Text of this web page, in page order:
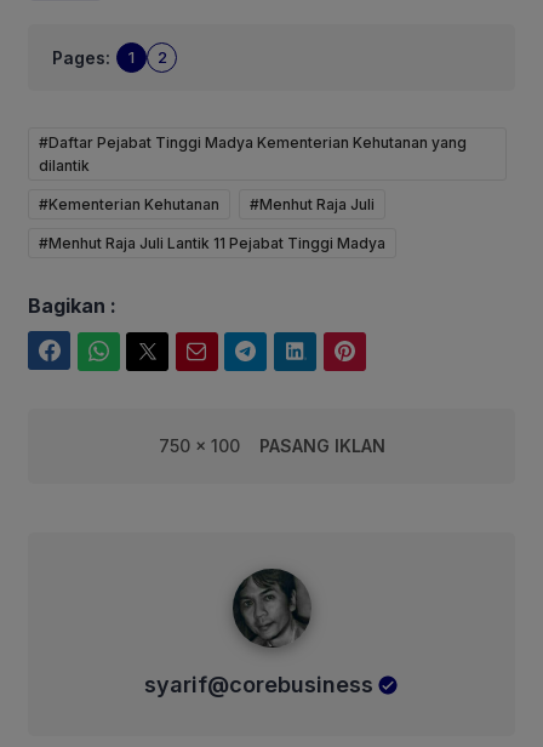
Pages: 1 2
#Daftar Pejabat Tinggi Madya Kementerian Kehutanan yang
dilantik
#Kementerian Kehutanan #Menhut Raja Juli
#Menhut Raja Juli Lantik 11 Pejabat Tinggi Madya
Bagikan :
750 x 100 PASANG IKLAN
syarif@corebusiness